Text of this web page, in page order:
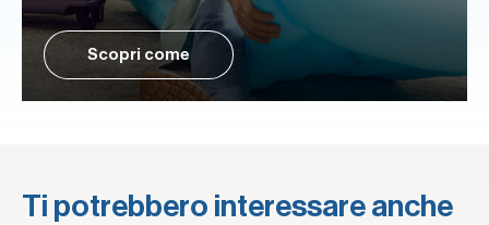
Scopri come
Ti potrebbero interessare anche